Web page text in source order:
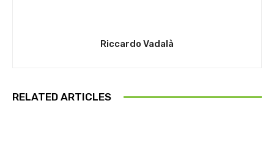
Riccardo Vadalà
RELATED ARTICLES